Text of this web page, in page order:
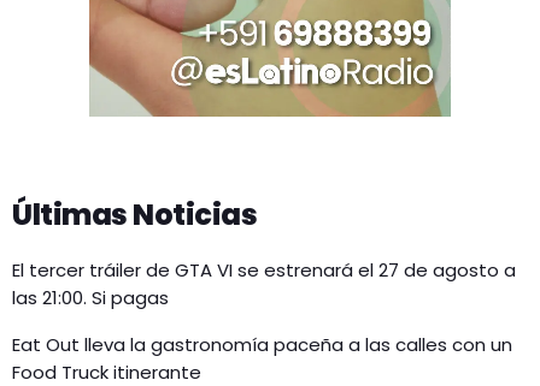
Últimas Noticias
El tercer tráiler de GTA VI se estrenará el 27 de agosto a
las 21:00. Si pagas
Eat Out lleva la gastronomía paceña a las calles con un
Food Truck itinerante